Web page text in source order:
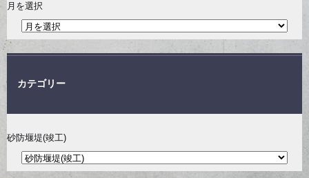
月を選択
カテゴリー
砂防堰堤(竣工)